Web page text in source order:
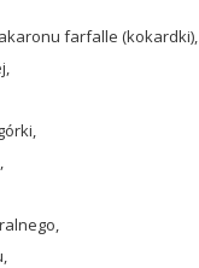
farfalle (kokardki),